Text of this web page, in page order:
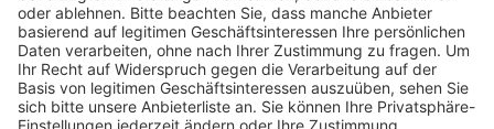
BFV-Geschäftsstellen
Trainerbörse
Login SpielPlus